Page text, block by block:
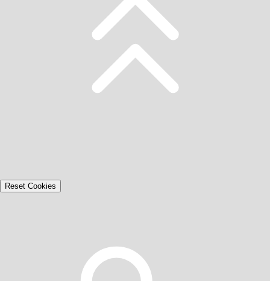
Reset Cookies